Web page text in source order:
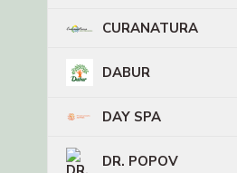
CURANATURA
DABUR
DAY SPA
DR. POPOV